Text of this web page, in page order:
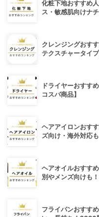
化粧下地おすすめ
ス・敏感肌向けナ
クレンジングおす
テクスチャータイ
ドライヤーおすす
コスパ商品】
ヘアアイロンおす
ズ向け・海外対応
ヘアオイルおすす
別やメンズ向けも！
フライパンおすす